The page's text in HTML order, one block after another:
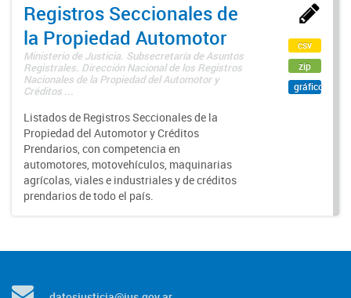
Registros Seccionales de
la Propiedad Automotor
Ministerio de Justicia. Subsecretaría de Asuntos
Registrales. Dirección Nacional de los Registros
Nacionales de la Propiedad del Automotor y
Créditos ...
Listados de Registros Seccionales de la
Propiedad del Automotor y Créditos
Prendarios, con competencia en
automotores, motovehículos, maquinarias
agrícolas, viales e industriales y de créditos
prendarios de todo el país.
csv
zip
gráfico